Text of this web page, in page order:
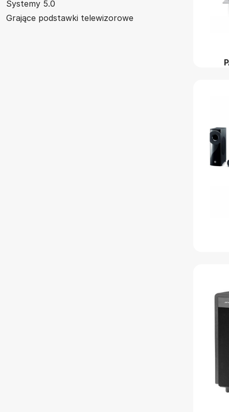
Systemy 5.0
Grające podstawki telewizorowe